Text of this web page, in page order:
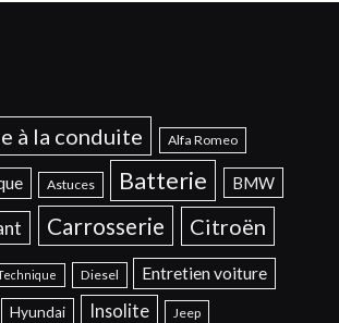
à la conduite Alfa Romeo
Astuces Batterie BMW
Carrosserie Citroën
Diesel Entretien voiture
Hyundai Insolite Jeep